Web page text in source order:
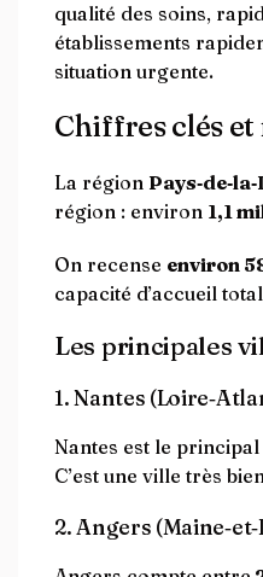
qualité des soins,
établissements
situation urgente.
Chiffres clés et
La région
région : environ 1,1
On recense environ
capacité d’accueil
Les principales
1. Nantes
Nantes est le
C’est une ville très
2. Angers